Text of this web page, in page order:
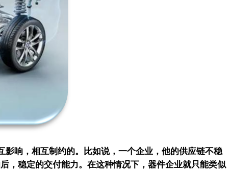
响，相互制约的。比如说，一个企业，他的供应链不稳
，稳定的交付能力。在这种情况下，器件企业就只能类似